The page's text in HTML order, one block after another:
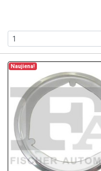
Naujiena!